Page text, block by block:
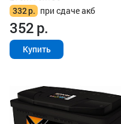
332р. при сдаче акб
352р.
Купить